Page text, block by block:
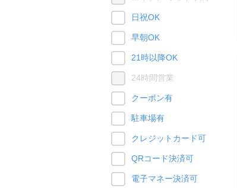
日祝OK
早朝OK
21時以降OK
24時間営業
クーポン有
駐車場有
クレジットカード可
QRコード決済可
電子マネー決済可